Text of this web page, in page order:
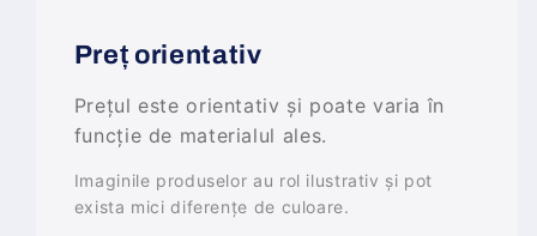
Preț orientativ
Prețul este orientativ și poate varia în
funcție de materialul ales.
Imaginile produselor au rol ilustrativ și pot
exista mici diferențe de culoare.